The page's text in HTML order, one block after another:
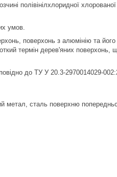
полівінілхлоридної
умов.
поверхонь з алюмінію та його
термін дерев'яних поверхонь,
до ТУ У 20.3-2970014029-
метал, сталь поверхню